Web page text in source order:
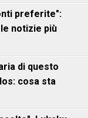
preferite":
notizie più
di questo
cosa sta